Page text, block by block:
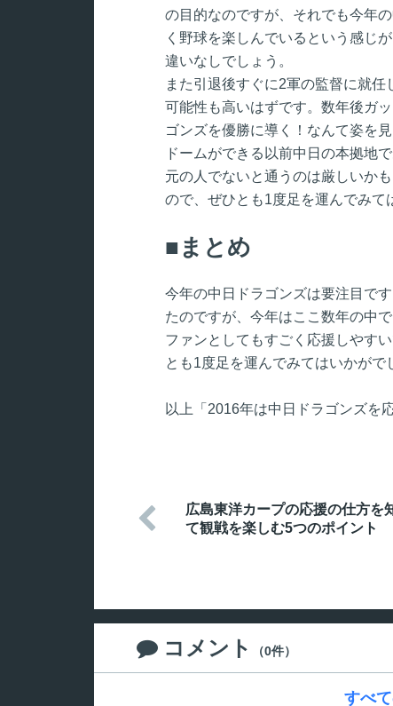
の目的なのですが、それでも今年
く野球を楽しんでいるという感じ
違いなしでしょう。
また引退後すぐに2軍の監督に就
可能性も高いはずです。数年後ガ
ゴンズを優勝に導く！なんて姿を
ドームができる以前中日の本拠地
元の人でないと通うのは厳しいか
ので、ぜひとも1度足を運んでみて
まとめ
今年の中日ドラゴンズは要注目で
たのですが、今年はここ数年の中
ファンとしてもすごく応援しやす
とも1度足を運んでみてはいかがで
以上「2016年は中日ドラゴンズを

広島東洋カープの応援の仕方を
て観戦を楽しむ5つのポイント
 コメント （0件）
すべ